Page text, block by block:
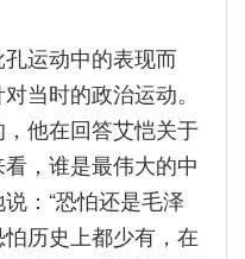
运动中的表现而
当时的政治运动。
他在回答艾恺关于
，谁是最伟大的中
：“恐怕还是毛泽
历史上都少有，在